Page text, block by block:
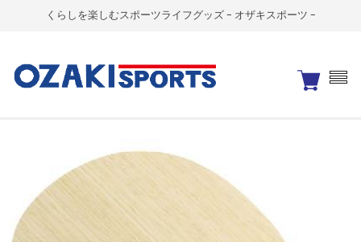
くらしを楽しむスポーツライフグッズ - オザキスポーツ -